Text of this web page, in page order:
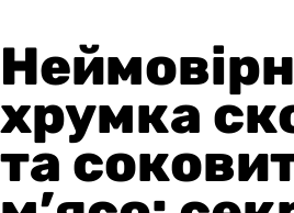
хрумка
та